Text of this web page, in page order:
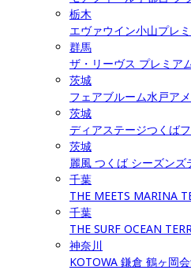
栃木
エヴァウイン小山プレ
群馬
ザ・リーヴス プレミア
茨城
フェアブルーム水戸ア
茨城
ディアステージつくば
茨城
麗風 つくば シーズンズ
千葉
THE MEETS MARINA
千葉
THE SURF OCEAN
神奈川
KOTOWA 鎌倉 鶴ヶ岡